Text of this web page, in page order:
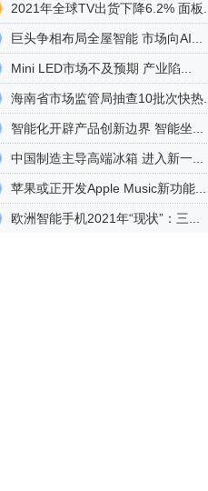
2021年全球TV出货下降6.2% 面板...
巨头争相布局全屋智能 市场向AI...
Mini LED市场不及预期 产业陷...
海南省市场监管局抽查10批次快热...
智能化开辟产品创新边界 智能坐...
中国制造主导高端冰箱 进入新一...
苹果或正开发Apple Music新功能...
欧洲智能手机2021年“现状”：三...